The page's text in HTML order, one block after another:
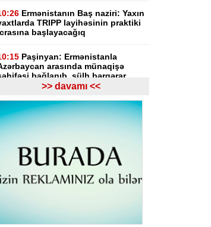
Ermənistanın Baş naziri: Yaxın
TRIPP layihəsinin praktiki
başlayacağıq
Paşinyan: Ermənistanla
arasında münaqişə
bağlanıb, sülh bərqərar
09:58 Paşinyan: Ermənistan ötən il
8-nə qədər dalanda idi
hasilatına 3 milyard dollar
investisiya qoyulacaq
09:14
NYT: ABŞ Kubanın rəhbəri
>> davamı <<